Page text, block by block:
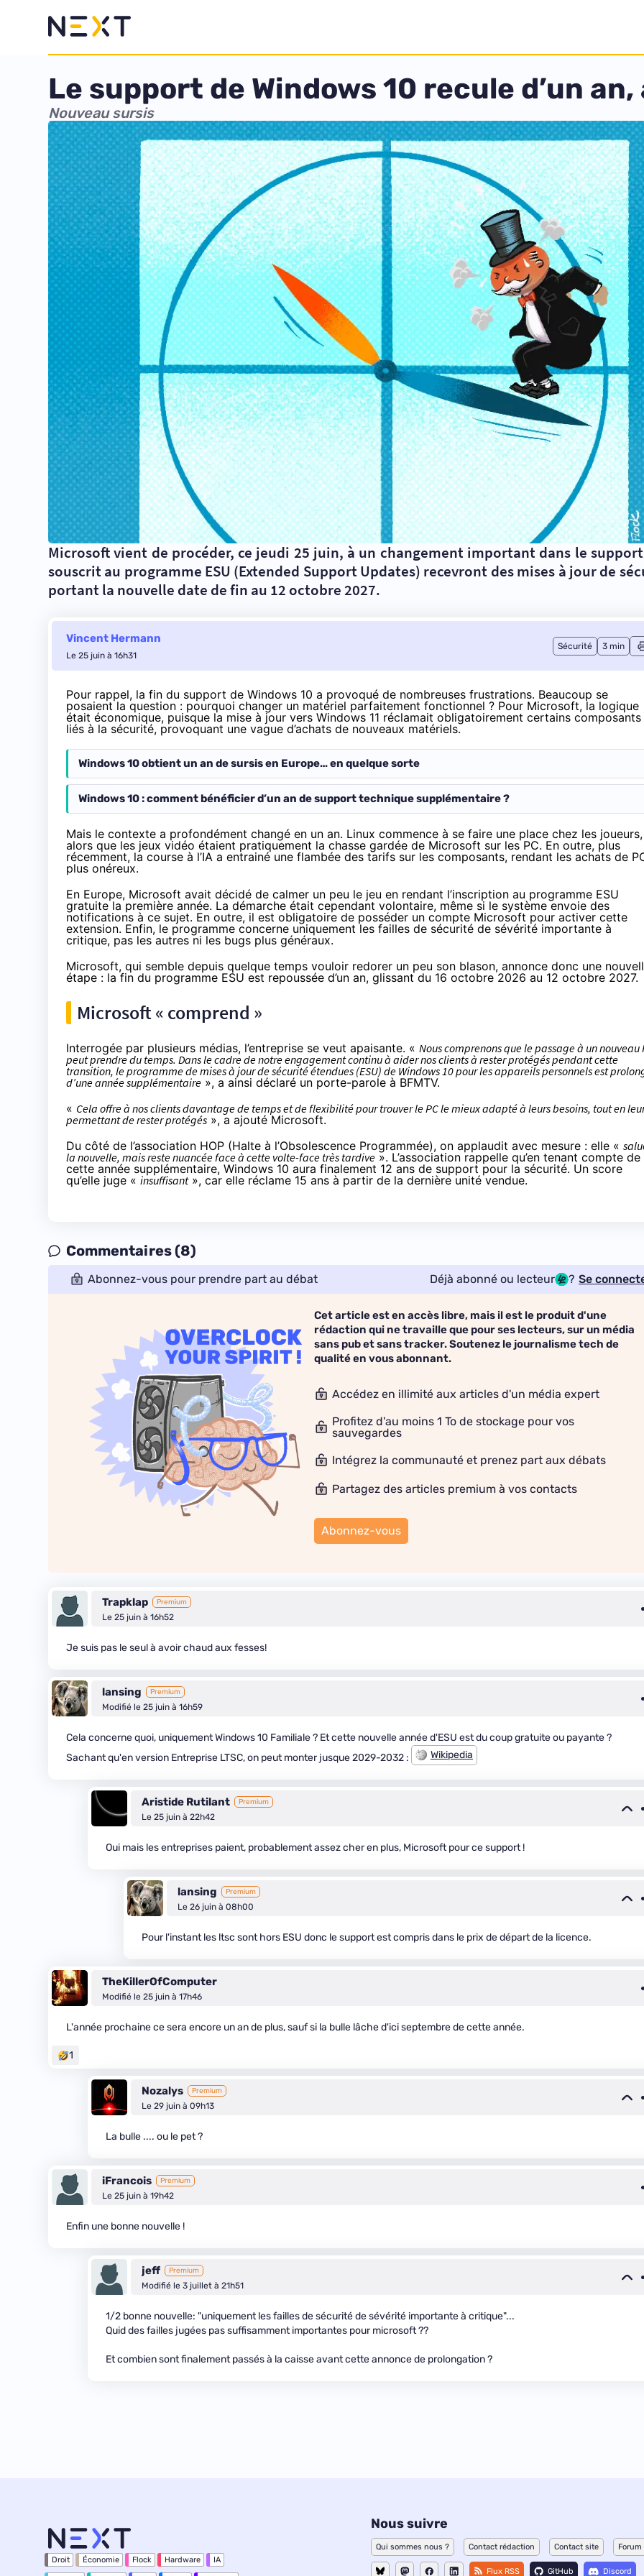
Le support de Windows 10 recule d’un
Nouveau sursis
Microsoft vient de procéder, ce jeudi 25 juin, à un changement important dans le
souscrit au programme ESU (Extended Support Updates) recevront des mises à jour de
portant la nouvelle date de fin au 12 octobre 2027.
Vincent Hermann
Le 25 juin à 16h31
Sécurité 3 min
Pour rappel, la fin du support de Windows 10 a provoqué de nombreuses frustrations. Beaucoup se
posaient la question : pourquoi changer un matériel parfaitement fonctionnel ? Pour Microsoft, la logique
était économique, puisque la mise à jour vers Windows 11 réclamait obligatoirement certains composants
liés à la sécurité, provoquant une vague d’achats de nouveaux matériels.
Windows 10 obtient un an de sursis en Europe… en quelque sorte
Windows 10 : comment bénéficier d’un an de support technique supplémentaire ?
Mais le contexte a profondément changé en un an. Linux commence à se faire une place chez les joueurs,
alors que les jeux vidéo étaient pratiquement la chasse gardée de Microsoft sur les PC. En outre, plus
récemment, la course à l’IA a entrainé une flambée des tarifs sur les composants, rendant les achats de
plus onéreux.
En Europe, Microsoft avait décidé de calmer un peu le jeu en rendant l’inscription au programme ESU
gratuite la première année. La démarche était cependant volontaire, même si le système envoie des
notifications à ce sujet. En outre, il est obligatoire de posséder un compte Microsoft pour activer cette
extension. Enfin, le programme concerne uniquement les failles de sécurité de sévérité importante à
critique, pas les autres ni les bugs plus généraux.
Microsoft, qui semble depuis quelque temps vouloir redorer un peu son blason, annonce donc une
étape : la fin du programme ESU est repoussée d’un an, glissant du 16 octobre 2026 au 12 octobre 2027.
Microsoft « comprend »
Interrogée par plusieurs médias, l’entreprise se veut apaisante. « Nous comprenons que le passage à un nouveau
peut prendre du temps. Dans le cadre de notre engagement continu à aider nos clients à rester protégés pendant cette
transition, le programme de mises à jour de sécurité étendues (ESU) de Windows 10 pour les appareils personnels est
d’une année supplémentaire », a ainsi déclaré un porte-parole à BFMTV.
« Cela offre à nos clients davantage de temps et de flexibilité pour trouver le PC le mieux adapté à leurs besoins, tout en
permettant de rester protégés », a ajouté Microsoft.
Du côté de l’association HOP (Halte à l’Obsolescence Programmée), on applaudit avec mesure : elle «
la nouvelle, mais reste nuancée face à cette volte-face très tardive ». L’association rappelle qu’en tenant compte de
cette année supplémentaire, Windows 10 aura finalement 12 ans de support pour la sécurité. Un score
qu’elle juge « insuffisant», car elle réclame 15 ans à partir de la dernière unité vendue.
Commentaires (8)
Abonnez-vous pour prendre part au débat Déjà abonné ou lecteur ? Se
Cet article est en accès libre, mais il est le produit d'une
rédaction qui ne travaille que pour ses lecteurs, sur un média
sans pub et sans tracker. Soutenez le journalisme tech de
qualité en vous abonnant.
Accédez en illimité aux articles d'un média expert
Profitez d'au moins 1 To de stockage pour vos
sauvegardes
Intégrez la communauté et prenez part aux débats
Partagez des articles premium à vos contacts
Abonnez-vous
Trapklap Premium
Le 25 juin à 16h52
Je suis pas le seul à avoir chaud aux fesses!
lansing Premium
Modifié le 25 juin à 16h59
Cela concerne quoi, uniquement Windows 10 Familiale ? Et cette nouvelle année d'ESU est du coup gratuite ou payante ?
Sachant qu'en version Entreprise LTSC, on peut monter jusque 2029-2032 :
Wikipedia
Aristide Rutilant Premium
Le 25 juin à 22h42
Oui mais les entreprises paient, probablement assez cher en plus, Microsoft pour ce support !
lansing Premium
Le 26 juin à 08h00
Pour l'instant les ltsc sont hors ESU donc le support est compris dans le prix de départ de la licence.
TheKillerOfComputer
Modifié le 25 juin à 17h46
L'année prochaine ce sera encore un an de plus, sauf si la bulle lâche d'ici septembre de cette année.
1
Nozalys Premium
Le 29 juin à 09h13
La bulle .... ou le pet ?
iFrancois Premium
Le 25 juin à 19h42
Enfin une bonne nouvelle !
jeff Premium
Modifié le 3 juillet à 21h51
1/2 bonne nouvelle: "uniquement les failles de sécurité de sévérité importante à critique"...
Quid des failles jugées pas suffisamment importantes pour microsoft ??
Et combien sont finalement passés à la caisse avant cette annonce de prolongation ?
Droit Économie Flock Hardware IA
Nous suivre
Qui sommes nous ? Contact rédaction Contact site Forum
Flux RSS GitHub Discord